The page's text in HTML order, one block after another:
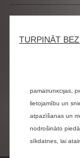
Informācija un
papildu
Cenu
cenas. Lai
TURPINĀT
Mēs izmantojam
izmantošanas
pamatfunkcijas,
lietojamību un
atpazīšanas un
nodrošināto
sīkdatnes, lai